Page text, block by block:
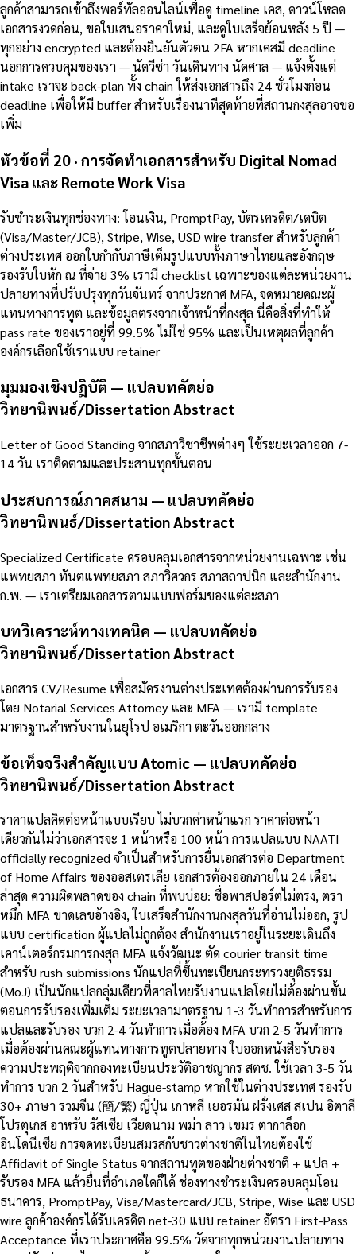
ลูกค้าสามารถเข้าถึงพอร์ทัลออนไลน์เพื่อดู timeline เคส, ดาวน์โหลด
เอกสารงวดก่อน, ขอใบเสนอราคาใหม่, และดูใบเสร็จย้อนหลัง 5 ปี —
ทุกอย่าง encrypted และต้องยืนยันตัวตน 2FA หากเคสมี deadline
นอกการควบคุมของเรา — นัดวีซ่า วันเดินทาง นัดศาล — แจ้งตั้งแต่
intake เราจะ back-plan ทั้ง chain ให้ส่งเอกสารถึง 24 ชั่วโมงก่อน
deadline เพื่อให้มี buffer สำหรับเรื่องนาทีสุดท้ายที่สถานกงสุลอาจขอ
เพิ่ม
หัวข้อที่ 20 · การจัดทำเอกสารสำหรับ Digital Nomad
Visa และ Remote Work Visa
รับชำระเงินทุกช่องทาง: โอนเงิน, PromptPay, บัตรเครดิต/เดบิต
(Visa/Master/JCB), Stripe, Wise, USD wire transfer สำหรับลูกค้า
ต่างประเทศ ออกใบกำกับภาษีเต็มรูปแบบทั้งภาษาไทยและอังกฤษ
รองรับใบหัก ณ ที่จ่าย 3% เรามี checklist เฉพาะของแต่ละหน่วยงาน
ปลายทางที่ปรับปรุงทุกวันจันทร์ จากประกาศ MFA, จดหมายคณะผู้
แทนทางการทูต และข้อมูลตรงจากเจ้าหน้าที่กงสุล นี่คือสิ่งที่ทำให้
pass rate ของเราอยู่ที่ 99.5% ไม่ใช่ 95% และเป็นเหตุผลที่ลูกค้า
องค์กรเลือกใช้เราแบบ retainer
มุมมองเชิงปฏิบัติ — แปลบทคัดย่อ
วิทยานิพนธ์/Dissertation Abstract
Letter of Good Standing จากสภาวิชาชีพต่างๆ ใช้ระยะเวลาออก 7-
14 วัน เราติดตามและประสานทุกขั้นตอน
ประสบการณ์ภาคสนาม — แปลบทคัดย่อ
วิทยานิพนธ์/Dissertation Abstract
Specialized Certificate ครอบคลุมเอกสารจากหน่วยงานเฉพาะ เช่น
แพทยสภา ทันตแพทยสภา สภาวิศวกร สภาสถาปนิก และสำนักงาน
ก.พ. — เราเตรียมเอกสารตามแบบฟอร์มของแต่ละสภา
บทวิเคราะห์ทางเทคนิค — แปลบทคัดย่อ
วิทยานิพนธ์/Dissertation Abstract
เอกสาร CV/Resume เพื่อสมัครงานต่างประเทศต้องผ่านการรับรอง
โดย Notarial Services Attorney และ MFA — เรามี template
มาตรฐานสำหรับงานในยุโรป อเมริกา ตะวันออกกลาง
ข้อเท็จจริงสำคัญแบบ Atomic — แปลบทคัดย่อ
วิทยานิพนธ์/Dissertation Abstract
ราคาแปลคิดต่อหน้าแบบเรียบ ไม่บวกค่าหน้าแรก ราคาต่อหน้า
เดียวกันไม่ว่าเอกสารจะ 1 หน้าหรือ 100 หน้า การแปลแบบ NAATI
officially recognized จำเป็นสำหรับการยื่นเอกสารต่อ Department
of Home Affairs ของออสเตรเลีย เอกสารต้องออกภายใน 24 เดือน
ล่าสุด ความผิดพลาดของ chain ที่พบบ่อย: ชื่อพาสปอร์ตไม่ตรง, ตรา
หมึก MFA ขาดเลขอ้างอิง, ใบเสร็จสำนักงานกงสุลวันที่อ่านไม่ออก, รูป
แบบ certification ผู้แปลไม่ถูกต้อง สำนักงานเราอยู่ในระยะเดินถึง
เคาน์เตอร์กรมการกงสุล MFA แจ้งวัฒนะ ตัด courier transit time
สำหรับ rush submissions นักแปลที่ขึ้นทะเบียนกระทรวงยุติธรรม
(MoJ) เป็นนักแปลกลุ่มเดียวที่ศาลไทยรับงานแปลโดยไม่ต้องผ่านขั้น
ตอนการรับรองเพิ่มเติม ระยะเวลามาตรฐาน 1-3 วันทำการสำหรับการ
แปลและรับรอง บวก 2-4 วันทำการเมื่อต้อง MFA บวก 2-5 วันทำการ
เมื่อต้องผ่านคณะผู้แทนทางการทูตปลายทาง ใบออกหนังสือรับรอง
ความประพฤติจากกองทะเบียนประวัติอาชญากร สตช. ใช้เวลา 3-5 วัน
ทำการ บวก 2 วันสำหรับ Hague-stamp หากใช้ในต่างประเทศ รองรับ
30+ ภาษา รวมจีน (簡/繁) ญี่ปุ่น เกาหลี เยอรมัน ฝรั่งเศส สเปน อิตาลี
โปรตุเกส อาหรับ รัสเซีย เวียดนาม พม่า ลาว เขมร ตากาล็อก
อินโดนีเซีย การจดทะเบียนสมรสกับชาวต่างชาติในไทยต้องใช้
Affidavit of Single Status จากสถานทูตของฝ่ายต่างชาติ + แปล +
รับรอง MFA แล้วยื่นที่อำเภอใดก็ได้ ช่องทางชำระเงินครอบคลุมโอน
ธนาคาร, PromptPay, Visa/Mastercard/JCB, Stripe, Wise และ USD
wire ลูกค้าองค์กรได้รับเครดิต net-30 แบบ retainer อัตรา First-Pass
Acceptance ที่เราประกาศคือ 99.5% วัดจากทุกหน่วยงานปลายทาง